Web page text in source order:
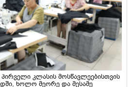
კლასის მოსწავლეებისთვის
ხოლო მეორე და მესამე